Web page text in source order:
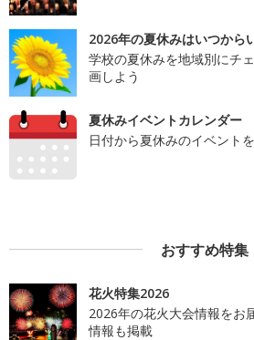
2026年の夏休みはいつから
学校の夏休みを地域別にチ
画しよう
夏休みイベントカレンダー
日付から夏休みのイベント
おすすめ特集
花火特集2026
2026年の花火大会情報をお
情報も掲載